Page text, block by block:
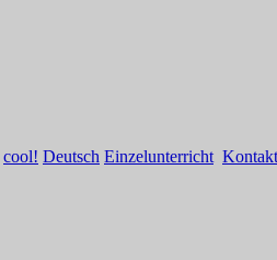
cool! Deutsch Einzelunterricht Kontakt